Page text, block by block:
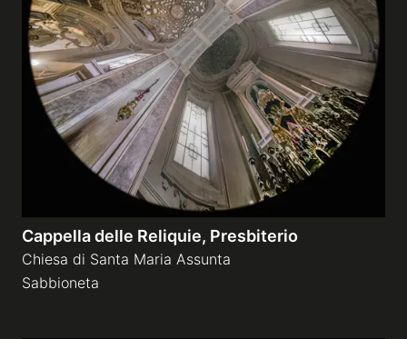
Cappella delle Reliquie, Presbiterio
Chiesa di Santa Maria Assunta
Sabbioneta